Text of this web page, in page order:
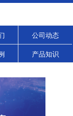
公司动态
产品知识